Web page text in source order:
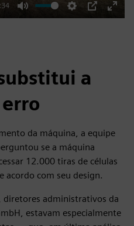
Mute Settings
PIP
Enter
a
da máquina, a equipe
se a máquina
12.000 tiras de células
acordo com seu design.
diretores administrativos da
estavam especialmente